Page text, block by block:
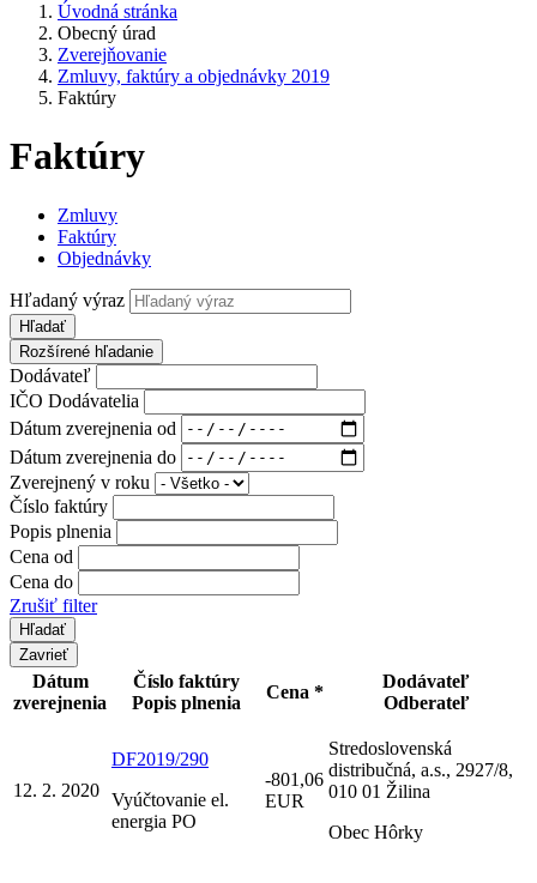
Úvodná stránka
Obecný úrad
Zverejňovanie
Zmluvy, faktúry a objednávky 2019
Faktúry
Faktúry
Zmluvy
Faktúry
Objednávky
Hľadaný výraz
Hľadať
Rozšírené hľadanie
Dodávateľ
IČO Dodávatelia
Dátum zverejnenia od
Dátum zverejnenia do
Zverejnený v roku
Číslo faktúry
Popis plnenia
Cena od
Cena do
Zrušiť filter
Zavrieť
Dátum
zverejnenia
Číslo faktúry
Popis plnenia
Cena *
Dodávateľ
Odberateľ
12. 2. 2020
DF2019/290
Vyúčtovanie el.
energia PO
-801,06
EUR
Stredoslovenská
distribučná, a.s., 2927/8,
010 01 Žilina
Obec Hôrky